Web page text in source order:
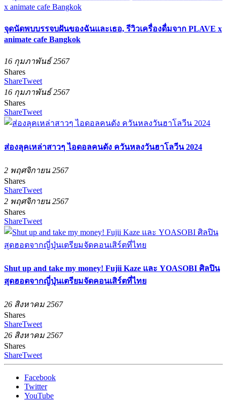
จุดนัดพบบรรจบฝันของฉันและเธอ, รีวิวเครื่องดื่มจาก PLAVE x
animate cafe Bangkok
16 กุมภาพันธ์ 2567
Shares
ShareTweet
16 กุมภาพันธ์ 2567
Shares
ShareTweet
ส่องลุคเหล่าสาวๆ ไอดอลคนดัง ควันหลงวันฮาโลวีน 2024
2 พฤศจิกายน 2567
Shares
ShareTweet
2 พฤศจิกายน 2567
Shares
ShareTweet
Shut up and take my money! Fujii Kaze และ YOASOBI ศิลปิน
สุดฮอตจากญี่ปุ่นเตรียมจัดคอนเสิร์ตที่ไทย
26 สิงหาคม 2567
Shares
ShareTweet
26 สิงหาคม 2567
Shares
ShareTweet
Facebook
Twitter
YouTube